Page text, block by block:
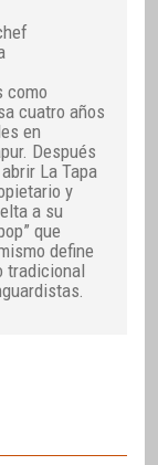
como
cuatro años
en
Después
La Tapa
y
a su
que
define
tradicional